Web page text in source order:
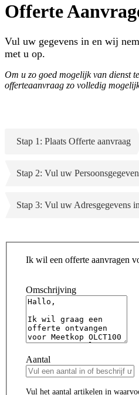
Offerte
Vul uw gegevens in en wij
met u op.
Om u zo goed mogelijk van dienst
offerteaanvraag zo volledig
Stap 1: Plaats Offerte aanvraag
Stap 2: Vul uw
Stap 3: Vul uw Adresgegevens in
Ik wil een offerte aanvragen
Omschrijving
Aantal
Vul het aantal artikelen in